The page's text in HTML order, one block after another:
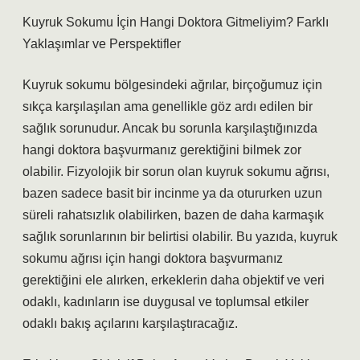
Kuyruk Sokumu İçin Hangi Doktora Gitmeliyim? Farklı
Yaklaşımlar ve Perspektifler
Kuyruk sokumu bölgesindeki ağrılar, birçoğumuz için
sıkça karşılaşılan ama genellikle göz ardı edilen bir
sağlık sorunudur. Ancak bu sorunla karşılaştığınızda
hangi doktora başvurmanız gerektiğini bilmek zor
olabilir. Fizyolojik bir sorun olan kuyruk sokumu ağrısı,
bazen sadece basit bir incinme ya da otururken uzun
süreli rahatsızlık olabilirken, bazen de daha karmaşık
sağlık sorunlarının bir belirtisi olabilir. Bu yazıda, kuyruk
sokumu ağrısı için hangi doktora başvurmanız
gerektiğini ele alırken, erkeklerin daha objektif ve veri
odaklı, kadınların ise duygusal ve toplumsal etkiler
odaklı bakış açılarını karşılaştıracağız.